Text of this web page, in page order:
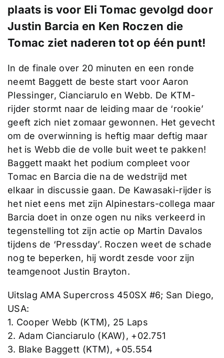
plaats is voor Eli Tomac gevolgd door
Justin Barcia en Ken Roczen die
Tomac ziet naderen tot op één punt!
In de finale over 20 minuten en een ronde
neemt Baggett de beste start voor Aaron
Plessinger, Cianciarulo en Webb. De KTM-
rijder stormt naar de leiding maar de ‘rookie’
geeft zich niet zomaar gewonnen. Het gevecht
om de overwinning is heftig maar deftig maar
het is Webb die de volle buit weet te pakken!
Baggett maakt het podium compleet voor
Tomac en Barcia die na de wedstrijd met
elkaar in discussie gaan. De Kawasaki-rijder is
het niet eens met zijn Alpinestars-collega maar
Barcia doet in onze ogen nu niks verkeerd in
tegenstelling tot zijn actie op Martin Davalos
tijdens de ‘Pressday’. Roczen weet de schade
nog te beperken, hij wordt zesde voor zijn
teamgenoot Justin Brayton.
Uitslag AMA Supercross 450SX #6; San Diego,
USA:
1. Cooper Webb (KTM), 25 Laps
2. Adam Cianciarulo (KAW), +02.751
3. Blake Baggett (KTM), +05.554